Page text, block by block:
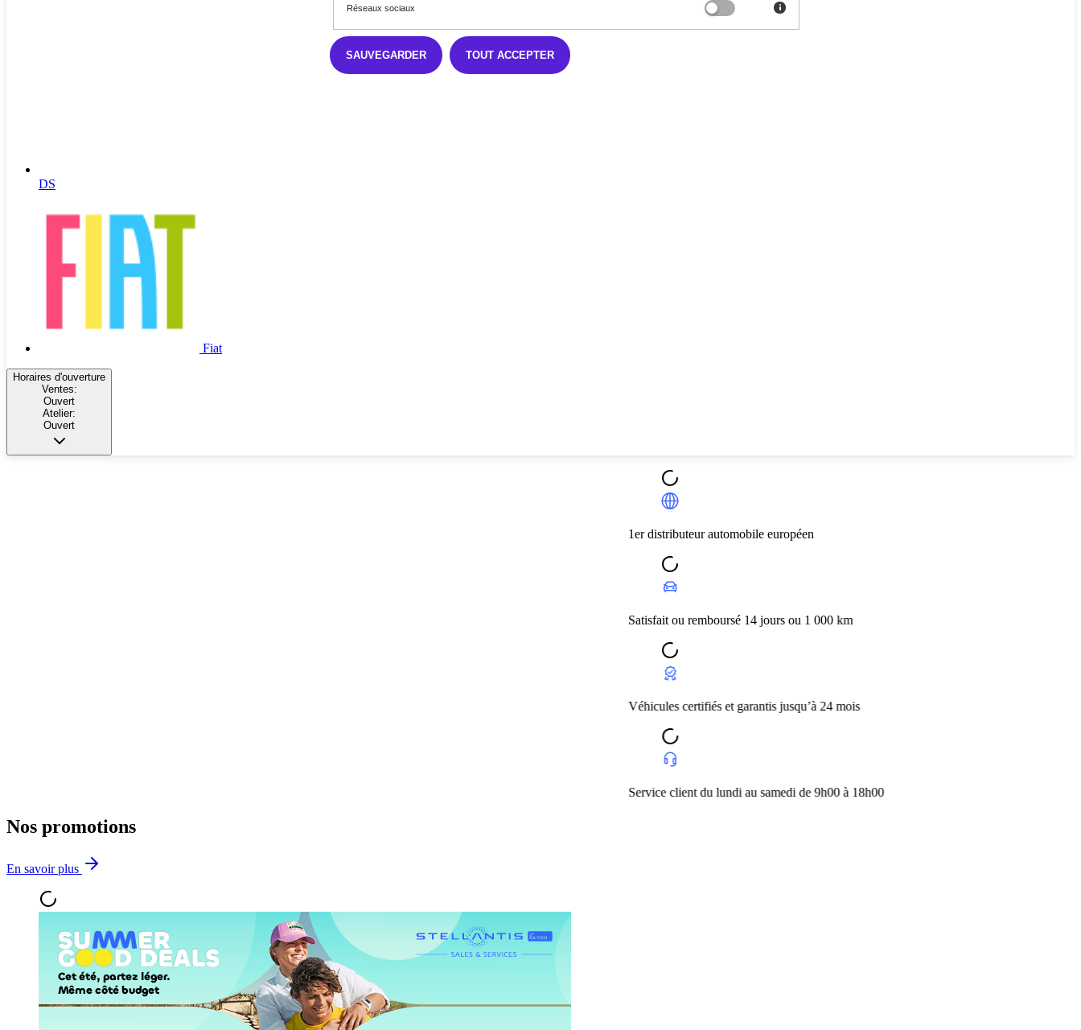
DS
Fiat
Horaires d'ouverture
Ventes:
Ouvert
Atelier:
Ouvert
1er distributeur automobile européen
Satisfait ou remboursé 14 jours ou 1 000 km
Véhicules certifiés et garantis jusqu’à 24 mois
Service client du lundi au samedi de 9h00 à 18h00
Nos promotions
En savoir plus
Réseaux sociaux
TOUT ACCEPTER
SAUVEGARDER